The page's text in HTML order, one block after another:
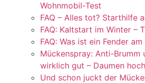
Wohnmobil-Test
FAQ – Alles tot? Starthilfe
FAQ: Kaltstart im Winter –
FAQ: Was ist ein Fender
Mückenspray: Anti-Brumm
wirklich gut – Daumen hoch
Und schon juckt der